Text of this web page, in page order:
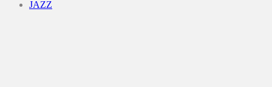
JAZZ